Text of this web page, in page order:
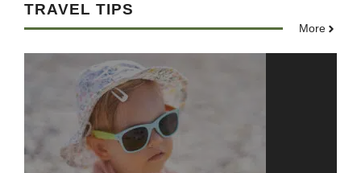
TRAVEL TIPS
More